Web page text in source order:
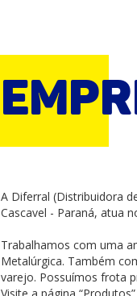
A Diferral (Distribuidora
Cascavel - Paraná, atua
Trabalhamos com uma
Metalúrgica. Também
varejo. Possuímos frota